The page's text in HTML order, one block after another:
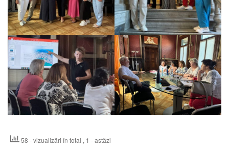
58 - vizualizări în total , 1 - astăzi